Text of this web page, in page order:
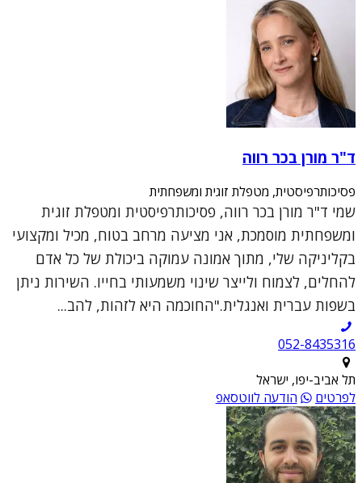
ד"ר מורן בכר רווה
פסיכותרפיסטית, מטפלת זוגית ומשפחתית
שמי ד"ר מורן בכר רווה, פסיכותרפיסטית ומטפלת זוגית
ומשפחתית מוסמכת, אני מציעה מרחב בטוח, מכיל ומקצועי
בקליניקה שלי, מתוך אמונה עמוקה ביכולת של כל אדם
להחלים, לצמוח ולייצר שינוי משמעותי בחייו. השירות ניתן
בשפות עברית ואנגלית."החוכמה היא לזהות, להב...
052-8435316
תל אביב-יפו, ישראל
לפרטים
הודעה לווטסאפ